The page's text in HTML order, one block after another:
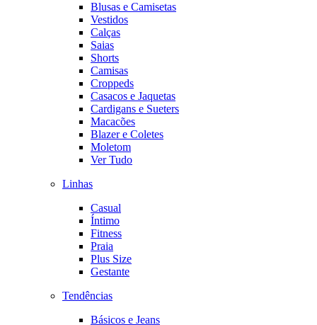
Blusas e Camisetas
Vestidos
Calças
Saias
Shorts
Camisas
Croppeds
Casacos e Jaquetas
Cardigans e Sueters
Macacões
Blazer e Coletes
Moletom
Ver Tudo
Linhas
Casual
Íntimo
Fitness
Praia
Plus Size
Gestante
Tendências
Básicos e Jeans